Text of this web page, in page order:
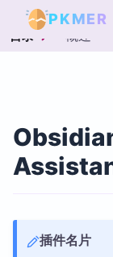
PKMER
目录 概述
插件名片